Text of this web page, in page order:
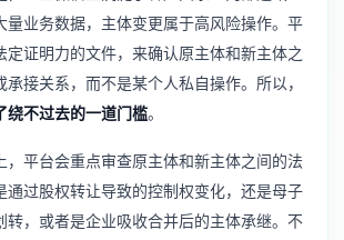
量业务数据，主体变更属于高风险操作。平
定证明力的文件，来确认原主体和新主体之
承接关系，而不是某个人私自操作。所以，
绕不过去的一道门槛。
，平台会重点审查原主体和新主体之间的法
通过股权转让导致的控制权变化，还是母子
转，或者是企业吸收合并后的主体承继。不